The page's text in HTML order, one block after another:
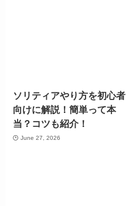
ソリティアやり方を初心者
向けに解説！簡単って本
当？コツも紹介！
June 27, 2026